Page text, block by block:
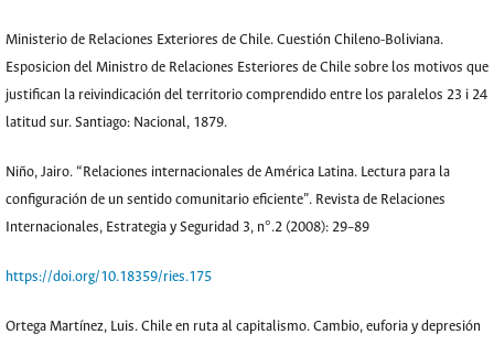
Ministerio de Relaciones Exteriores de Chile. Cuestión Chileno-Boliviana.
Esposicion del Ministro de Relaciones Esteriores de Chile sobre los motivos que
justifican la reivindicación del territorio comprendido entre los paralelos 23 i 24
latitud sur. Santiago: Nacional, 1879.
Niño, Jairo. “Relaciones internacionales de América Latina. Lectura para la
configuración de un sentido comunitario eficiente”. Revista de Relaciones
Internacionales, Estrategia y Seguridad 3, n°.2 (2008): 29–89
https://doi.org/10.18359/ries.175
Ortega Martínez, Luis. Chile en ruta al capitalismo. Cambio, euforia y depresión